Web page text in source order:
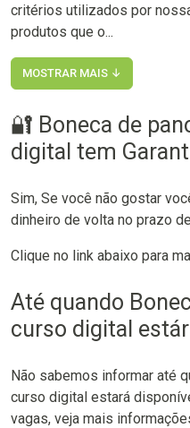
critérios utilizados por
produtos que o...
MOSTRAR MAIS ↓
🔐 Boneca de
digital tem
Sim, Se você não gostar
dinheiro de volta no prazo de
Clique no link abaixo para
Até quando
curso digital
Não sabemos informar até
curso digital estará
vagas, veja mais